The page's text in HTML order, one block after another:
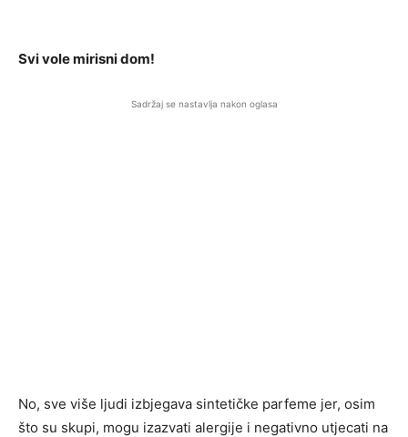
Svi vole mirisni dom!
Sadržaj se nastavlja nakon oglasa
No, sve više ljudi izbjegava sintetičke parfeme jer, osim
što su skupi, mogu izazvati alergije i negativno utjecati na